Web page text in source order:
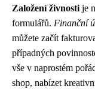
Založení živnosti je
formulářů. Finanční
můžete začít
případných
vše v naprostém
shop, nabízet